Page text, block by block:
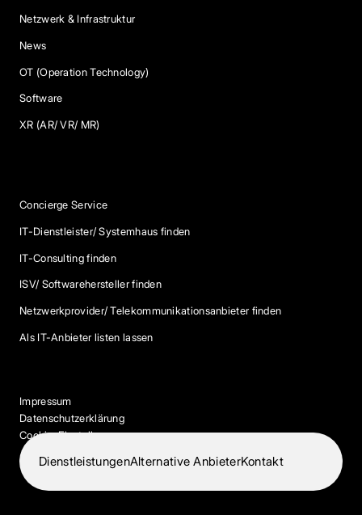
DienstleistungenAlternative AnbieterKontakt
Netzwerk & Infrastruktur
News
OT (Operation Technology)
Software
XR (AR/ VR/ MR)
Concierge Service
IT-Dienstleister/ Systemhaus finden
IT-Consulting finden
ISV/ Softwarehersteller finden
Netzwerkprovider/ Telekommunikationsanbieter finden
Als IT-Anbieter listen lassen
© 2026 IT-Dock. Alle Rechte vorbehalten.
Impressum
Datenschutzerklärung
Cookie-Einstellungen